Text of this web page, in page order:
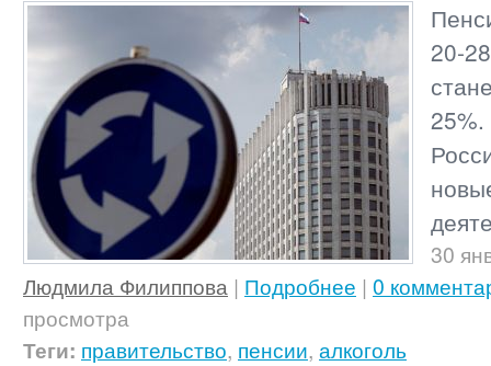
20-
30
Людмила Филиппова | Подробнее | 0
просмотра
Теги: правительство, пенсии, алкоголь